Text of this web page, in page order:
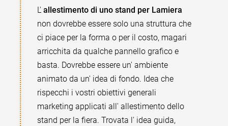
L'allestimento di uno stand per Lamiera
non dovrebbe essere solo una struttura che
ci piace per la forma o per il costo, magari
arricchita da qualche pannello grafico e
basta. Dovrebbe essere un' ambiente
animato da un' idea di fondo. Idea che
rispecchi i vostri obiettivi generali
marketing applicati all' allestimento dello
stand per la fiera. Trovata l' idea guida,